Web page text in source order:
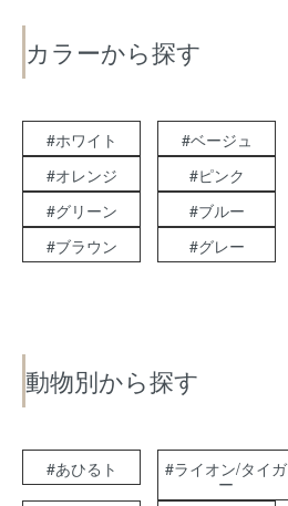
カラーから探す
#ホワイト #ベージュ
#オレンジ
#ピンク
#グリーン
#ブルー
#ブラウン
#グレー
動物別から探す
#あひるト #ライオン/タイガ
ー